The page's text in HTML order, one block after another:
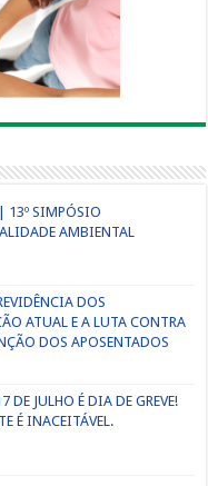
13º SIMPÓSIO
AMBIENTAL
DOS
ATUAL E A LUTA CONTRA
DOS APOSENTADOS
JULHO É DIA DE GREVE!
É INACEITÁVEL.